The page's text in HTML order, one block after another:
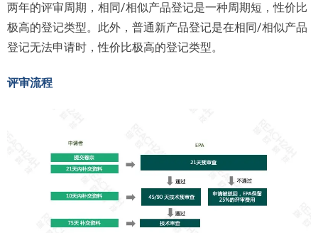
两年的评审周期，相同/相似产品登记是一种周期短，性价比
极高的登记类型。此外，普通新产品登记是在相同/相似产品
登记无法申请时，性价比极高的登记类型。
评审流程